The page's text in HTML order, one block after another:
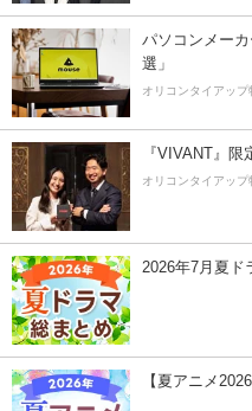
パソコンメー
選」
オリコンタイアップ
『VIVANT』
オリコンタイアップ
2026年7月夏ド
【夏アニメ